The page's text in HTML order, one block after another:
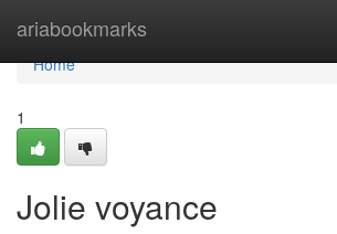
ariabookmarks
Home
Home
1
Jolie voyance